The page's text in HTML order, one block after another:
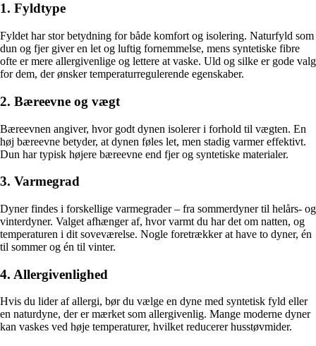
1. Fyldtype
Fyldet har stor betydning for både komfort og isolering. Naturfyld som
dun og fjer giver en let og luftig fornemmelse, mens syntetiske fibre
ofte er mere allergivenlige og lettere at vaske. Uld og silke er gode valg
for dem, der ønsker temperaturregulerende egenskaber.
2. Bæreevne og vægt
Bæreevnen angiver, hvor godt dynen isolerer i forhold til vægten. En
høj bæreevne betyder, at dynen føles let, men stadig varmer effektivt.
Dun har typisk højere bæreevne end fjer og syntetiske materialer.
3. Varmegrad
Dyner findes i forskellige varmegrader – fra sommerdyner til helårs- og
vinterdyner. Valget afhænger af, hvor varmt du har det om natten, og
temperaturen i dit soveværelse. Nogle foretrækker at have to dyner, én
til sommer og én til vinter.
4. Allergivenlighed
Hvis du lider af allergi, bør du vælge en dyne med syntetisk fyld eller
en naturdyne, der er mærket som allergivenlig. Mange moderne dyner
kan vaskes ved høje temperaturer, hvilket reducerer husstøvmider.